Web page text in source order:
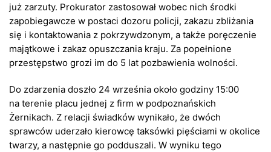
już zarzuty. Prokurator zastosował wobec nich środki
zapobiegawcze w postaci dozoru policji, zakazu zbliżania
się i kontaktowania z pokrzywdzonym, a także poręczenie
majątkowe i zakaz opuszczania kraju. Za popełnione
przestępstwo grozi im do 5 lat pozbawienia wolności.
Do zdarzenia doszło 24 września około godziny 15:00
na terenie placu jednej z firm w podpoznańskich
Żernikach. Z relacji świadków wynikało, że dwóch
sprawców uderzało kierowcę taksówki pięściami w okolice
twarzy, a następnie go podduszali. W wyniku tego